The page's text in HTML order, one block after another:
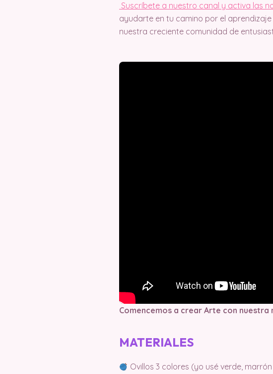
Suscríbete a nuestro canal y activa las
ayudarte en tu camino por el
nuestra creciente comunidad de
Comencemos a crear Arte con nuestra
MATERIALES
Ovillos 3 colores (yo usé verde,